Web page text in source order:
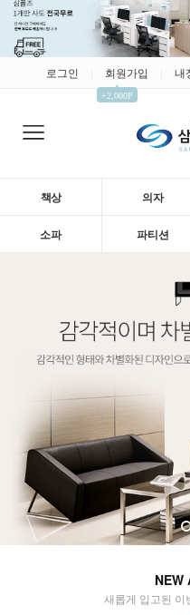
로그인 회원가입
▲
+2,000P
내
책상 의자
소파 파티션
NEW
새롭게 입고된 이